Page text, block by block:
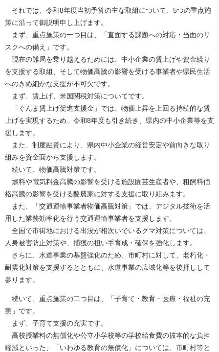
それでは、令和8年度当初予算の主な取組について、5つの重点施
策に沿って御説明申し上げます。
まず、重点施策の一つ目は、「直面する課題への対応・当面のリ
スクへの備え」です。
現在の難局を乗り越えるためには、中小企業の賃上げや資金繰り
を支援する取組、そして物価高騰の影響を受ける事業者や県民生活
へのきめ細かな支援が不可欠です。
まず、賃上げ、米国関税対策についてです。
「ぐんま賃上げ促進支援金」では、物価上昇を上回る持続的な賃
上げを実現するため、令和8年度も引き続き、県内の中小企業等を支
援します。
また、制度融資により、県内中小企業の経営安定や前向きな取り
組みを資金面から支援します。
続いて、物価高騰対策です。
燃料や電気料金高騰の影響を受ける施設園芸生産者や、粗飼料価
格高騰の影響を受ける酪農家に対する支援に取り組みます。
また、「交通運輸事業者物価高騰対策」では、デジタル技術を活
用した業務効率化を行う交通運輸事業者を支援します。
全国で市街地における出没が相次いでいるクマ対策については、
人身被害防止対策や、捕獲の担い手育成・確保を強化します。
さらに、水道事業の基盤強化のため、市町村に対して、老朽化・
耐震化対策を支援するとともに、水道事業の広域化等を後押しして
参ります。
続いて、重点施策の二つ目は、「子育て・教育・医療・福祉の充
実」です。
まず、子育て支援の充実です。
高校授業料の無償化や公立小学校等の学校給食費の抜本的な負担
軽減といった、「いわゆる教育の無償化」については、市町村等と